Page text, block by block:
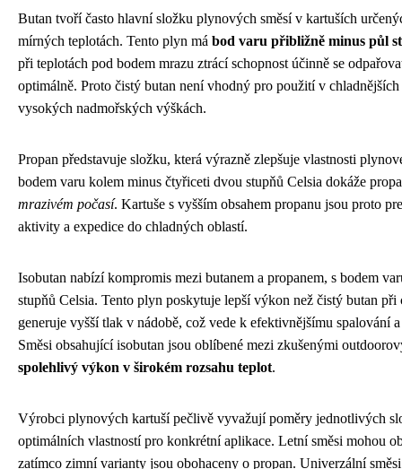
Butan tvoří často hlavní složku plynových směsí v kartuších
mírných teplotách. Tento plyn má bod varu přibližně minus půl
při teplotách pod bodem mrazu ztrácí schopnost účinně se
optimálně. Proto čistý butan není vhodný pro použití v
vysokých nadmořských výškách.
Propan představuje složku, která výrazně zlepšuje vlastnosti
bodem varu kolem minus čtyřiceti dvou stupňů Celsia dokáže
mrazivém počasí. Kartuše s vyšším obsahem propanu jsou proto
aktivity a expedice do chladných oblastí.
Isobutan nabízí kompromis mezi butanem a propanem, s bodem
stupňů Celsia. Tento plyn poskytuje lepší výkon než čistý butan při
generuje vyšší tlak v nádobě, což vede k efektivnějšímu spalování
Směsi obsahující isobutan jsou oblíbené mezi zkušenými
spolehlivý výkon v širokém rozsahu teplot.
Výrobci plynových kartuší pečlivě vyvažují poměry jednotlivých
optimálních vlastností pro konkrétní aplikace. Letní směsi mohou
zatímco zimní varianty jsou obohaceny o propan. Univerzální